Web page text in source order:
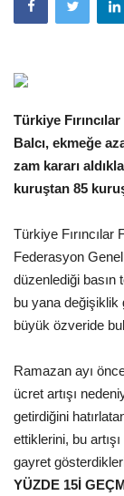
Şanlıurfa
Eğitim
Spor
Tekno Bilim
Ekonomi
Galeriler
Türkiye
Balcı, ekmeğe
zam kararı
kuruştan 85
Türkiye Fırıncılar
Federasyon
düzenlediği basın
bu yana değişiklik
büyük özveride
Ramazan ayı
ücret artışı
getirdiğini
ettiklerini, bu
gayret
YÜZDE 15İ